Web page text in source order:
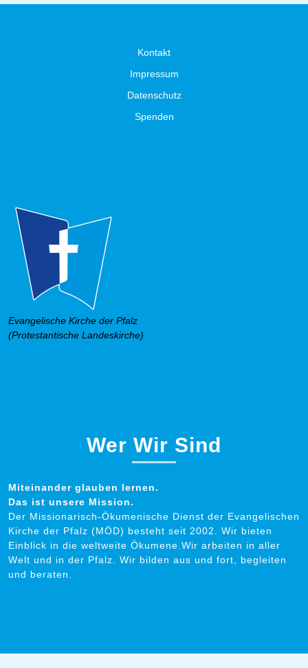
Kontakt
Impressum
Datenschutz
Spenden
Evangelische Kirche der Pfalz
(Protestantische Landeskirche)
Wer Wir Sind
Miteinander glauben lernen.
Das ist unsere Mission.
Der Missionarisch-Ökumenische Dienst der Evangelischen
Kirche der Pfalz (MÖD) besteht seit 2002. Wir bieten
Einblick in die weltweite Ökumene.Wir arbeiten in aller
Welt und in der Pfalz. Wir bilden aus und fort, begleiten
und beraten.